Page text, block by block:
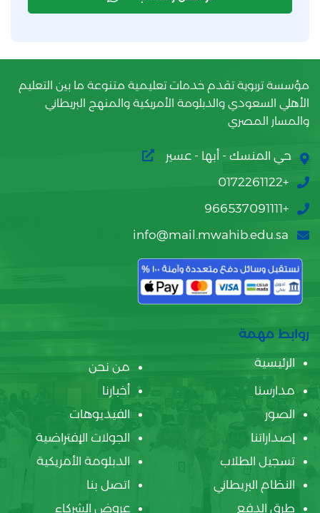
مؤسسة تربوية تقدم خدمات تعليمية متنوعة ما بين التعليم
الأهلي السعودي والدبلومة الأمريكية والمنهج البريطاني
والمسار المصري
حي المنسك - أبها - عسير
+0172261122
+966537091111
info@mail.mwahib.edu.sa
روابط مهمة
الرئيسية
من نحن
مدارسنا
أخبارنا
الصور
الفيديوهات
إصداراتنا
الجولات الإفتراضية
تسجيل الطلاب
الدبلومة الأمريكية
النظام البريطاني
اتصل بنا
طرق الدفع
عروض الشركاء